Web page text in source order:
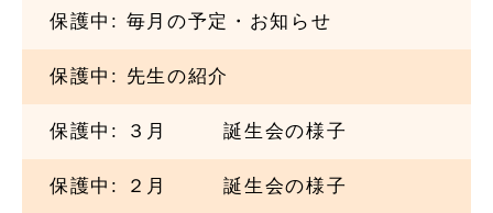
保護中: 毎月の予定・お知らせ
保護中: 先生の紹介
保護中: ３ 月 誕生会の様子
保護中: ２ 月 誕生会の様子